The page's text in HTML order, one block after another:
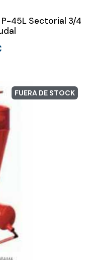
45L Sectorial 3/4
FUERA DE STOCK